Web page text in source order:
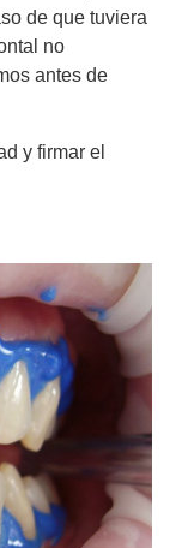
de que tuviera
no
antes de
y firmar el